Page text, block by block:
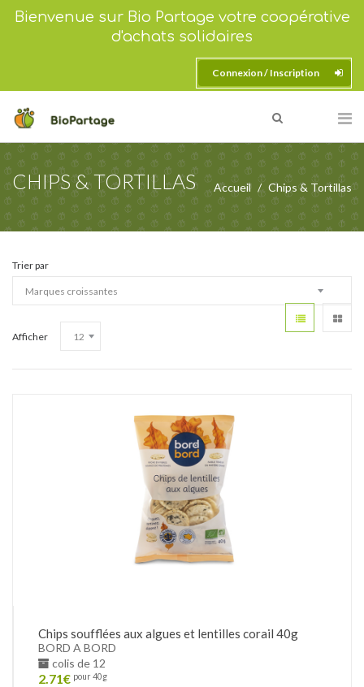
Bienvenue sur Bio Partage votre coopérative
d'achats solidaires
Connexion / Inscription
CHIPS & TORTILLAS Accueil Chips & Tortillas
Trier par
Afficher
Chips soufflées aux algues et lentilles corail 40g
BORD A BORD
colis de 12
2.71€ pour 40g